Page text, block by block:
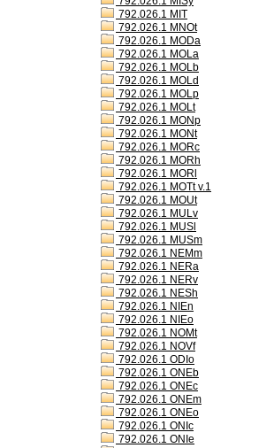
792.026.1 MIT
792.026.1 MNOt
792.026.1 MODa
792.026.1 MOLa
792.026.1 MOLb
792.026.1 MOLd
792.026.1 MOLp
792.026.1 MOLt
792.026.1 MONp
792.026.1 MONt
792.026.1 MORc
792.026.1 MORh
792.026.1 MORl
792.026.1 MOTt v.1
792.026.1 MOUt
792.026.1 MULv
792.026.1 MUSl
792.026.1 MUSm
792.026.1 NEMm
792.026.1 NERa
792.026.1 NERv
792.026.1 NESh
792.026.1 NIEn
792.026.1 NIEo
792.026.1 NOMt
792.026.1 NOVf
792.026.1 ODIo
792.026.1 ONEb
792.026.1 ONEc
792.026.1 ONEm
792.026.1 ONEo
792.026.1 ONIc
792.026.1 ONIe